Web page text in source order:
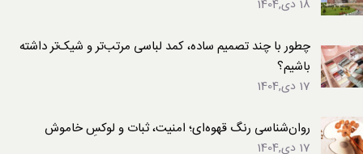
18 دی,1404
چطور با چند تصمیم ساده، کمد لباسی مرتب‌تر و شیک‌تر داشته
باشیم؟
17 دی,1404
روان‌شناسی رنگ قهوه‌ای؛ امنیت، ثبات و لوکسِ خاموش
17 دی,1404